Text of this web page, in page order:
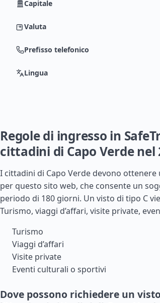
Capitale
Valuta
Prefisso telefonico
Lingua
Regole di ingresso in
cittadini di Capo Verde nel
I cittadini di Capo Verde devono
per questo sito web, che consente un
periodo di 180 giorni. Un visto di tipo C
Turismo, viaggi d’affari, visite private,
Turismo
Viaggi d’affari
Visite private
Eventi culturali o sportivi
Dove possono richiedere un